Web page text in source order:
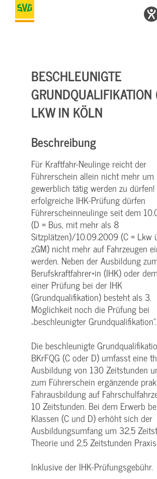
BESCHLEUNIGTE
LKW IN KÖLN
Beschreibung
Für Kraftfahr-Neulinge reicht der
Führerschein allein nicht mehr um
gewerblich tätig werden zu dürfen!
erfolgreiche IHK-Prüfung dürfen
Führerscheinneulinge seit dem
(D = Bus, mit mehr als 8
Sitzplätzen)/10.09.2009 (C = Lkw
zGM) nicht mehr auf Fahrzeugen
werden. Neben der Ausbildung
Berufskraftfahrer*in (IHK) oder
einer Prüfung bei der IHK
(Grundqualifikation) besteht als 3.
Möglichkeit noch die Prüfung bei
„beschleunigter Grundqualifikation“.
Die beschleunigte
BKrFQG (C oder D) umfasst eine
Ausbildung von 130 Zeitstunden
zum Führerschein ergänzende
Fahrausbildung auf
10 Zeitstunden. Bei dem Erwerb
Klassen (C und D) erhöht sich der
Ausbildungsumfang um 32,5
Theorie und 2,5 Zeitstunden Praxis.
Inklusive der IHK-Prüfungsgebühr.